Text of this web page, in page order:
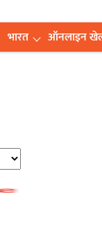
भारत ऑनलाइन